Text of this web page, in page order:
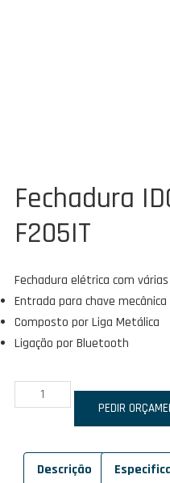
Fechadura
F205IT
Fechadura elétrica com
Entrada para chave mecânica
Composto por Liga Metálica
Ligação por Bluetooth
Quantidade
de
IDONIC
AEON
PEDIR
Descrição